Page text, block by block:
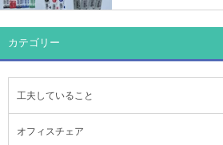
カテゴリー
工夫していること
オフィスチェア